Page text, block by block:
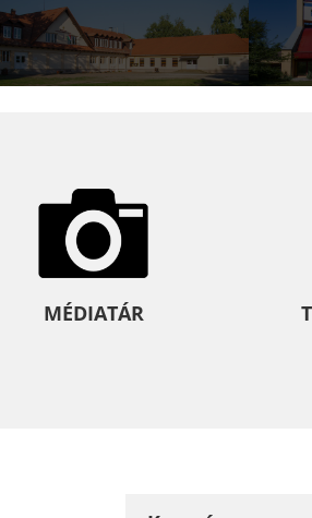
MÉDIATÁR